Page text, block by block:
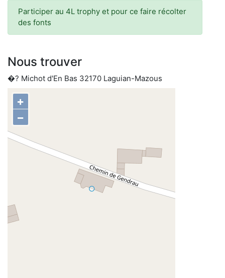
Participer au 4L trophy et pour ce faire récolter
des fonts
Nous trouver
�? Michot d'En Bas 32170 Laguian-Mazous
+
−